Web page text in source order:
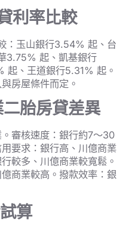
利率比較
：玉山銀行3.54% 起、台
3.75% 起、凱基銀行
起、王道銀行5.31% 起。
房屋條件而定。
二胎房貸差異
審核速度：銀行約7～30
要求：銀行高、川億商業
較多、川億商業較寬鬆。
商業較高。撥款效率：銀
算